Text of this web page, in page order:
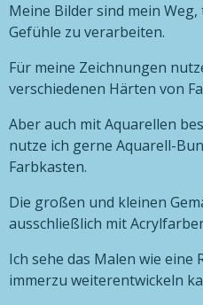
Meine Bilder sind mein
Gefühle zu verarbeiten.
Für meine Zeichnungen
verschiedenen Härten von
Aber auch mit Aquarellen
nutze ich gerne Aquarell-
Farbkasten.
Die großen und kleinen
ausschließlich mit
Ich sehe das Malen wie eine
immerzu weiterentwickeln